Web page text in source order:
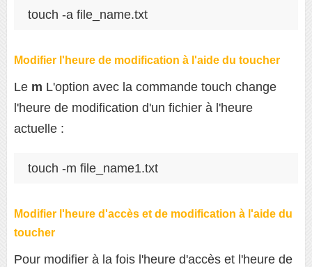
touch -a file_name.txt
Modifier l'heure de modification à l'aide du toucher
Le m L'option avec la commande touch change
l'heure de modification d'un fichier à l'heure
actuelle :
touch -m file_name1.txt
Modifier l'heure d'accès et de modification à l'aide du
toucher
Pour modifier à la fois l'heure d'accès et l'heure de